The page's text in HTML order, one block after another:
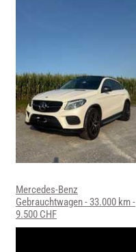
Mercedes-Benz
Gebrauchtwagen - 33.000 km -
9.500 CHF